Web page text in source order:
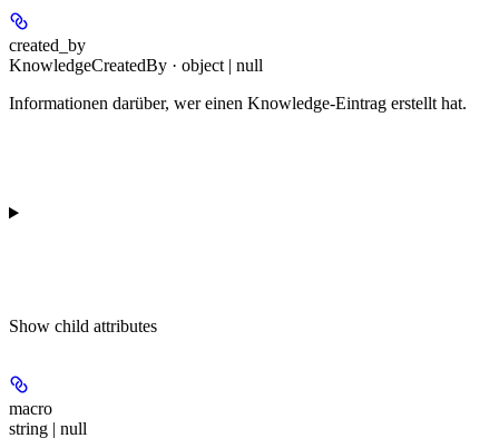
created_by
KnowledgeCreatedBy · object | null
Informationen darüber, wer einen Knowledge-Eintrag erstellt hat.
Show child attributes
macro
string | null